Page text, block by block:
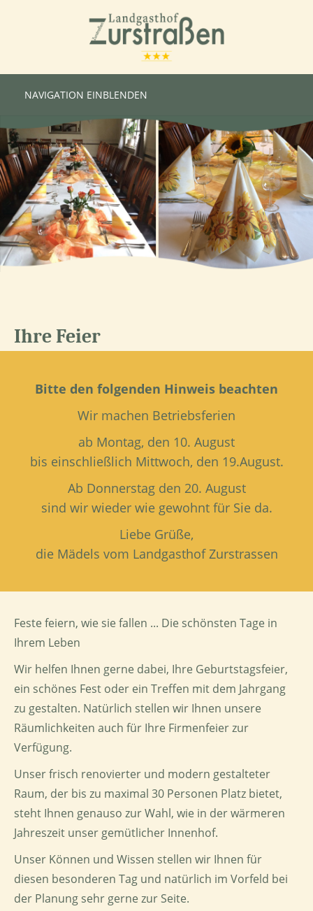
NAVIGATION EINBLENDEN
Ihre Feier
Bitte den folgenden Hinweis beachten
Wir machen Betriebsferien
ab Montag, den 10. August
bis einschließlich Mittwoch, den 19.August.
Ab Donnerstag den 20. August
sind wir wieder wie gewohnt für Sie da.
Liebe Grüße,
die Mädels vom Landgasthof Zurstrassen
Feste feiern, wie sie fallen ... Die schönsten Tage in
Ihrem Leben
Wir helfen Ihnen gerne dabei, Ihre Geburtstagsfeier,
ein schönes Fest oder ein Treffen mit dem Jahrgang
zu gestalten. Natürlich stellen wir Ihnen unsere
Räumlichkeiten auch für Ihre Firmenfeier zur
Verfügung.
Unser frisch renovierter und modern gestalteter
Raum, der bis zu maximal 30 Personen Platz bietet,
steht Ihnen genauso zur Wahl, wie in der wärmeren
Jahreszeit unser gemütlicher Innenhof.
Unser Können und Wissen stellen wir Ihnen für
diesen besonderen Tag und natürlich im Vorfeld bei
der Planung sehr gerne zur Seite.